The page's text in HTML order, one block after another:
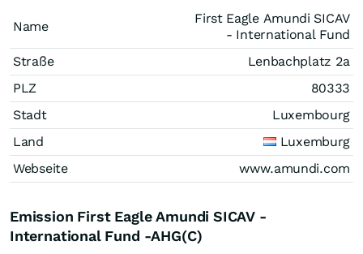
Name
First Eagle Amundi SICAV
- International Fund
Straße
Lenbachplatz 2a
PLZ
80333
Stadt
Luxembourg
Land
Luxemburg
Webseite
www.amundi.com
Emission First Eagle Amundi SICAV -
International Fund -AHG(C)